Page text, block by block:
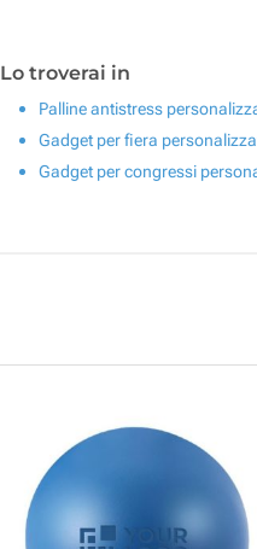
Lo troverai in
Palline antistress
Gadget per fiera
Gadget per congressi